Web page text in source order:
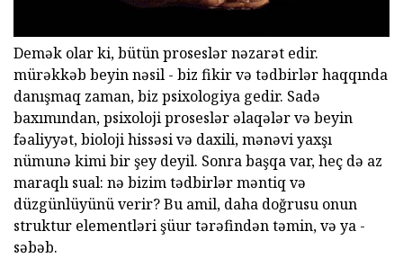
Demək olar ki, bütün proseslər nəzarət edir.
mürəkkəb beyin nəsil - biz fikir və tədbirlər haqqında
danışmaq zaman, biz psixologiya gedir. Sadə
baxımından, psixoloji proseslər əlaqələr və beyin
fəaliyyət, bioloji hissəsi və daxili, mənəvi yaxşı
nümunə kimi bir şey deyil. Sonra başqa var, heç də az
maraqlı sual: nə bizim tədbirlər məntiq və
düzgünlüyünü verir? Bu amil, daha doğrusu onun
struktur elementləri şüur tərəfindən təmin, və ya -
səbəb.